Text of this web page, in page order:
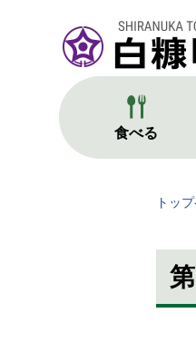
食べる
現
位
置
の
トッ